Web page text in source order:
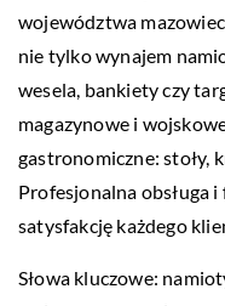
województwa
nie tylko wynajem
wesela, bankiety czy
magazynowe i
gastronomiczne: stoły,
Profesjonalna obsługa
satysfakcję każdego
Słowa kluczowe: